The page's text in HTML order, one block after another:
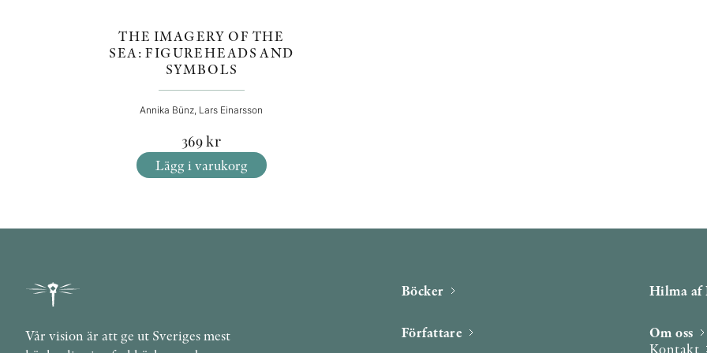
THE IMAGERY OF THE
SEA: FIGUREHEADS AND
SYMBOLS
Annika Bünz, Lars Einarsson
369kr
Lägg i varukorg
Vår vision är att ge ut Sveriges mest
Böcker
Författare
Hilma
Om oss
Kontakt